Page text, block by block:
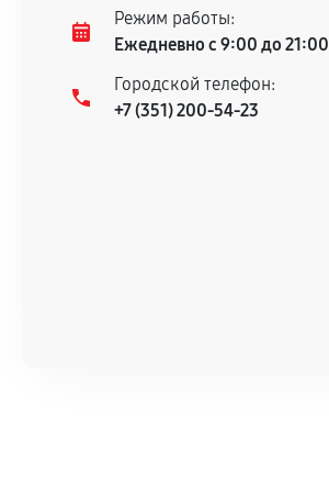
Режим работы:
Ежедневно с 9:00 до 21:00
Городской телефон:
+7 (351) 200-54-23